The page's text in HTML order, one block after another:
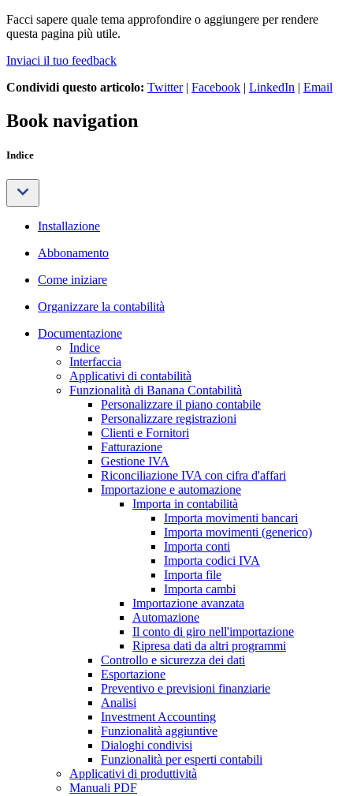
Facci sapere quale tema approfondire o aggiungere per rendere
questa pagina più utile.
Inviaci il tuo feedback
Condividi questo articolo: Twitter| Facebook | LinkedIn | Email
Book navigation
Indice
Installazione
Abbonamento
Come iniziare
Organizzare la contabilità
Documentazione
Indice
Interfaccia
Applicativi di contabilità
Funzionalità di Banana Contabilità
Personalizzare il piano contabile
Personalizzare registrazioni
Clienti e Fornitori
Fatturazione
Gestione IVA
Riconciliazione IVA con cifra d'affari
Importazione e automazione
Importa in contabilità
Importa movimenti bancari
Importa movimenti (generico)
Importa conti
Importa codici IVA
Importa file
Importa cambi
Importazione avanzata
Automazione
Il conto di giro nell'importazione
Ripresa dati da altri programmi
Controllo e sicurezza dei dati
Esportazione
Preventivo e previsioni finanziarie
Analisi
Investment Accounting
Funzionalità aggiuntive
Dialoghi condivisi
Funzionalità per esperti contabili
Applicativi di produttività
Manuali PDF